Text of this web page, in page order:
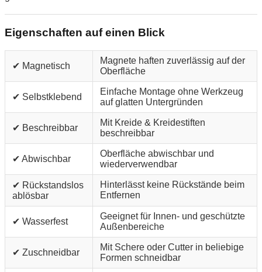
Eigenschaften auf einen Blick
✔ Magnetisch
Magnete haften zuverlässig auf der
Oberfläche
✔ Selbstklebend
Einfache Montage ohne Werkzeug
auf glatten Untergründen
✔ Beschreibbar
Mit Kreide & Kreidestiften
beschreibbar
✔ Abwischbar
Oberfläche abwischbar und
wiederverwendbar
✔ Rückstandslos
ablösbar
Hinterlässt keine Rückstände beim
Entfernen
✔ Wasserfest
Geeignet für Innen- und geschützte
Außenbereiche
✔ Zuschneidbar
Mit Schere oder Cutter in beliebige
Formen schneidbar